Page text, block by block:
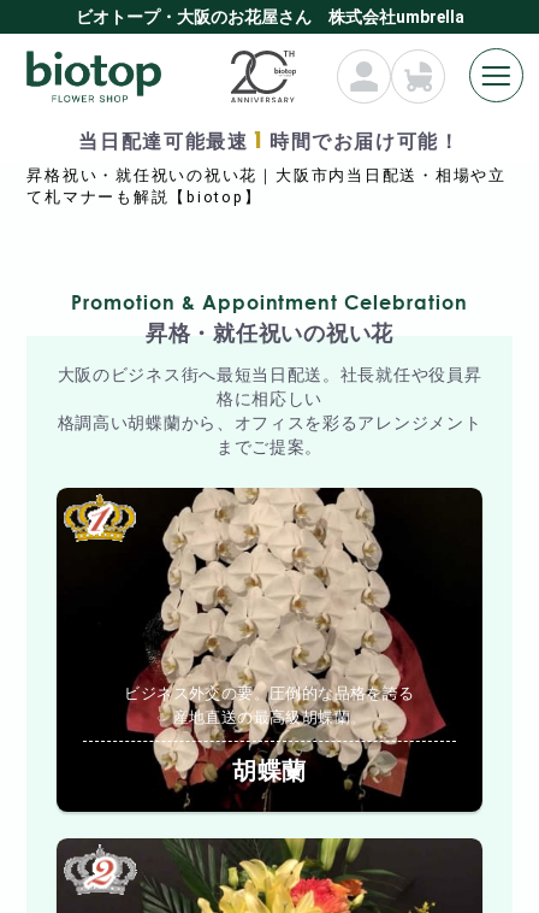
ビオトープ・大阪のお花屋さん 株式会社umbrella
当日配達可能最速 1 時間でお届け可能！
昇格祝い・就任祝いの祝い花｜大阪市内当日配送・相場や立
て札マナーも解説【biotop】
Promotion & Appointment Celebration
昇格・就任祝いの祝い花
大阪のビジネス街へ最短当日配送。社長就任や役員昇
格に相応しい
格調高い胡蝶蘭から、オフィスを彩るアレンジメント
までご提案。
ビジネス外交の要。圧倒的な品格を誇る
産地直送の最高級胡蝶蘭。
胡蝶蘭